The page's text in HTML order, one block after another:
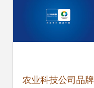
农业科技公司品牌